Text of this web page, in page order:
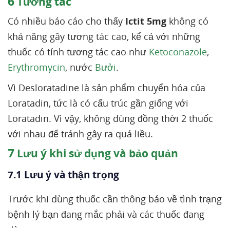
Có nhiều báo cáo cho thấy Ictit 5mg không có
khả năng gây tương tác cao, kể cả với những
thuốc có tính tương tác cao như Ketoconazole,
Erythromycin, nước Bưởi.
Vì Desloratadine là sản phẩm chuyển hóa của
Loratadin, tức là có cấu trúc gần giống với
Loratadin. Vì vậy, không dùng đồng thời 2 thuốc
với nhau để tránh gây ra quá liều.
7 Lưu ý khi sử dụng và bảo quản
7.1 Lưu ý và thận trọng
Trước khi dùng thuốc cần thông báo về tình trạng
bệnh lý bạn đang mắc phải và các thuốc đang